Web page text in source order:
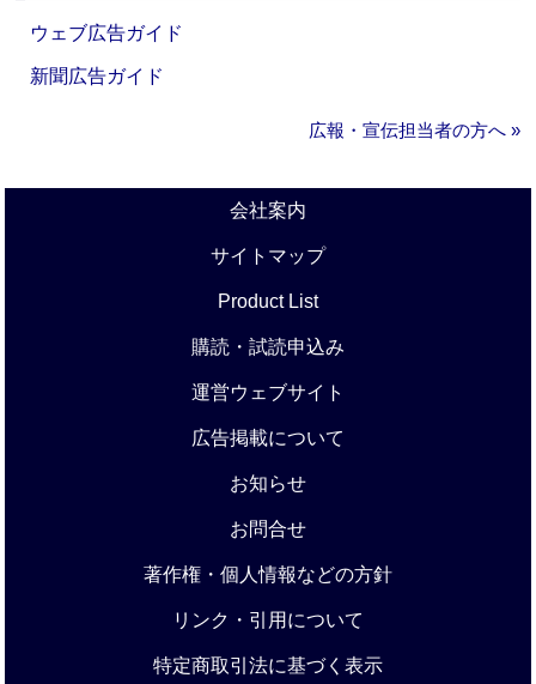
ウェブ広告ガイド
新聞広告ガイド
広報・宣伝担当者の方へ »
会社案内
サイトマップ
Product List
購読・試読申込み
運営ウェブサイト
広告掲載について
お知らせ
お問合せ
著作権・個人情報などの方針
リンク・引用について
特定商取引法に基づく表示